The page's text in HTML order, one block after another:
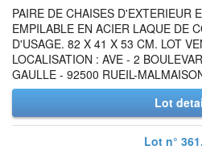
PAIRE DE CHAISES D'EXTERIEUR
EMPILABLE EN ACIER LAQUE DE
D'USAGE. 82 X 41 X 53 CM. LOT
LOCALISATION : AVE - 2
GAULLE - 92500 RUEIL-
Lot
Lot n°